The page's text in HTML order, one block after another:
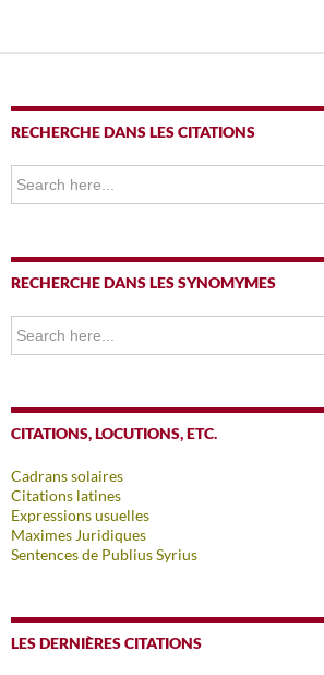
articles
RECHERCHE DANS LES CITATIONS
Search
for:
RECHERCHE DANS LES SYNOMYMES
Search
for:
CITATIONS, LOCUTIONS, ETC.
Cadrans solaires
Citations latines
Expressions usuelles
Maximes Juridiques
Sentences de Publius Syrius
LES DERNIÈRES CITATIONS